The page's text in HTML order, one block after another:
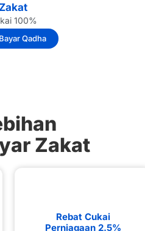
100%
Qadha
Zakat
Rebat Cukai
Perniagaan 2.5%